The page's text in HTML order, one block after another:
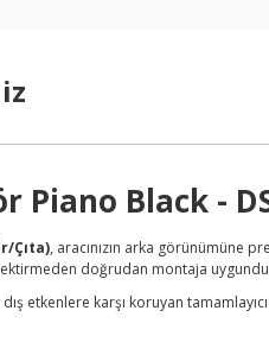
Black -
Çıta), aracınızın arka görünümüne
doğrudan montaja
etkenlere karşı koruyan